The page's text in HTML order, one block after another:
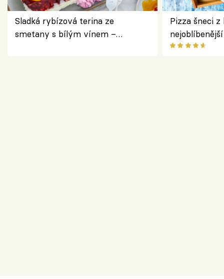
Sladká rybízová terina ze
smetany s bílým vínem –
Pizza šneci